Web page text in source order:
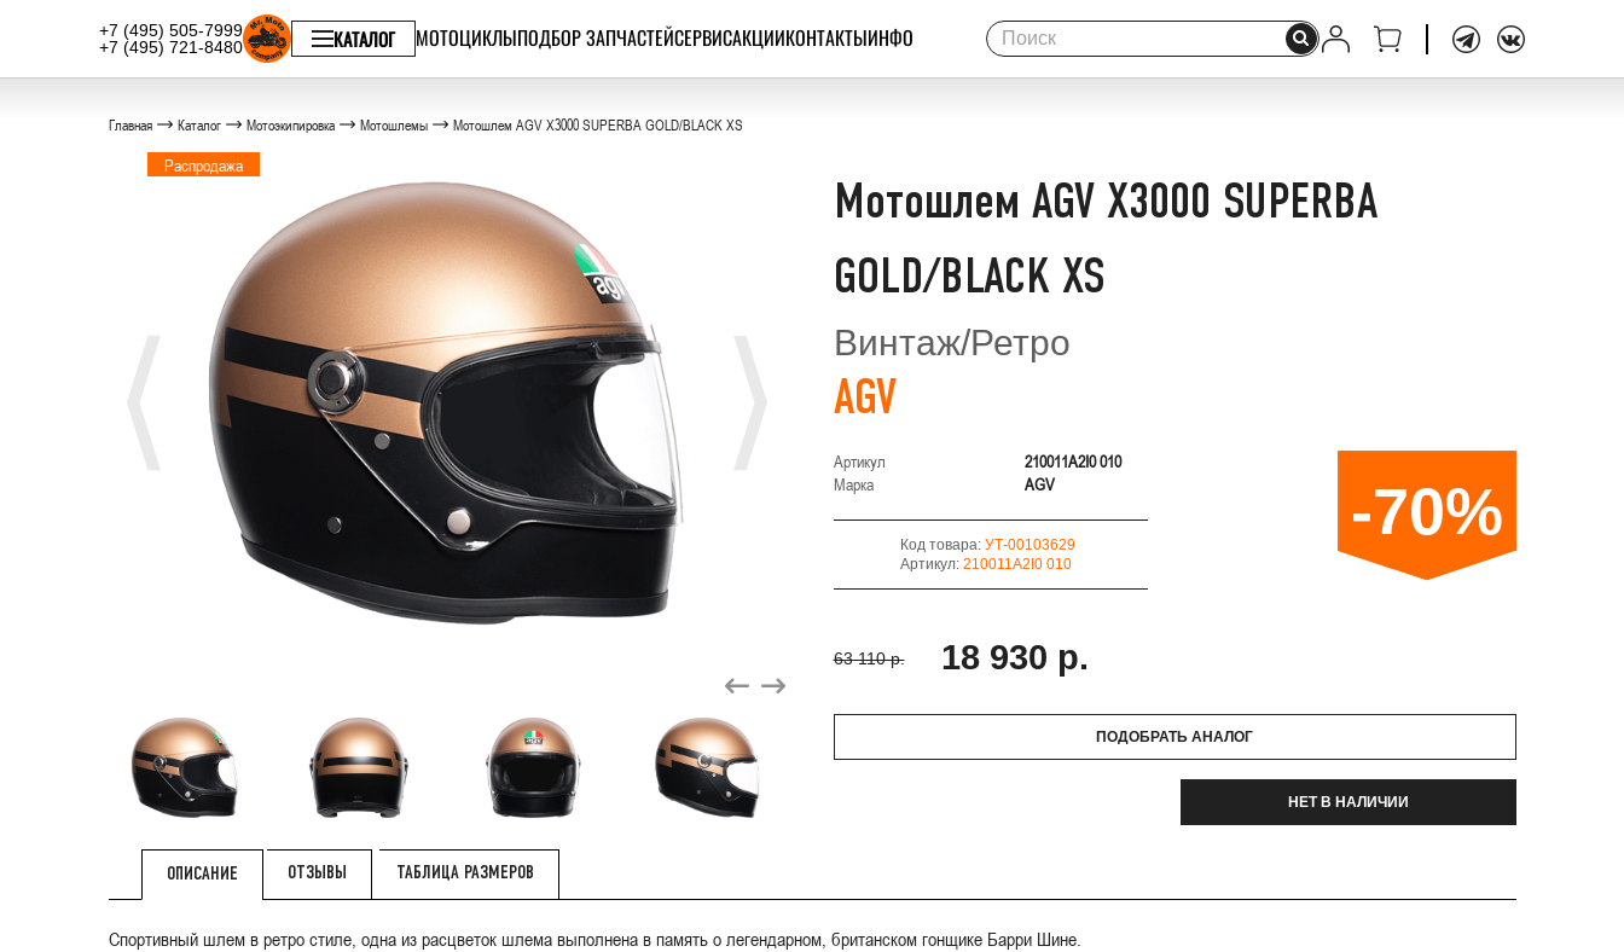
+7 (495) 505-7999
+7 (495) 721-8480
КАТАЛОГ МОТОЦИКЛЫПОДБОР ЗАПЧАСТЕЙСЕРВИСАКЦИИКОНТАКТЫИНФО
Главная Каталог Мотоэкипировка Мотошлемы Мотошлем AGV X3000 SUPERBA GOLD/BLACK XS
Распродажа
Мотошлем AGV X3000 SUPERBA
GOLD/BLACK XS
Винтаж/Ретро
AGV
Артикул
210011A2I0 010
Марка
AGV
Код товара: УТ-00103629
Артикул: 210011A2I0 010
63 110 р. 18 930 р.
-70%
ПОДОБРАТЬ АНАЛОГ
НЕТ В НАЛИЧИИ
ОПИСАНИЕ ОТЗЫВЫ ТАБЛИЦА РАЗМЕРОВ
Спортивный шлем в ретро стиле, одна из расцветок шлема выполнена в память о легендарном, британском гонщике Барри Шине.